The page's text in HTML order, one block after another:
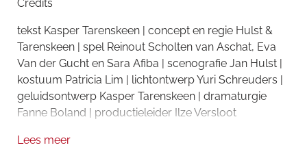
Credits
tekst Kasper Tarenskeen | concept en regie Hulst &
Tarenskeen | spel Reinout Scholten van Aschat, Eva
Van der Gucht en Sara Afiba | scenografie Jan Hulst |
kostuum Patricia Lim | lichtontwerp Yuri Schreuders |
geluidsontwerp Kasper Tarenskeen | dramaturgie
Fanne Boland | productieleider Ilze Versloot
Lees meer